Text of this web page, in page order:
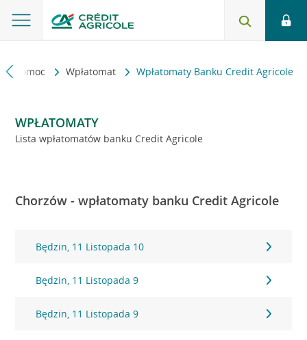
i pomoc Wpłatomat Wpłatomaty Banku Credit Agricole
WPŁATOMATY
Lista wpłatomatów banku Credit Agricole
Chorzów - wpłatomaty banku Credit Agricole
Będzin, 11 Listopada 10
Będzin, 11 Listopada 9
Będzin, 11 Listopada 9